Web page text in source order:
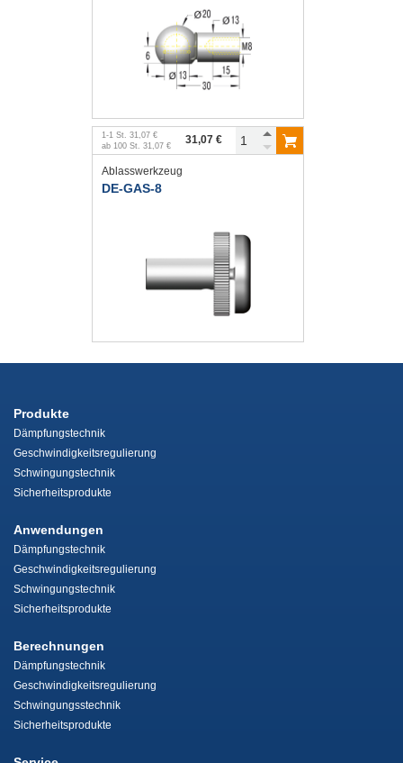
1 -1 St. 31,07 €
ab 100 St. 31,07 € 31,07 €
Ablasswerkzeug
DE-GAS-8
Produkte
Dämpfungstechnik
Geschwindigkeitsregulierung
Schwingungstechnik
Sicherheitsprodukte
Anwendungen
Dämpfungstechnik
Geschwindigkeitsregulierung
Schwingungstechnik
Sicherheitsprodukte
Berechnungen
Dämpfungstechnik
Geschwindigkeitsregulierung
Schwingungsstechnik
Sicherheitsprodukte